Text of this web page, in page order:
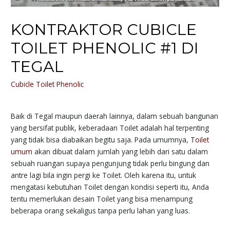
KONTRAKTOR CUBICLE
TOILET PHENOLIC #1 DI
TEGAL
Cubicle Toilet Phenolic
Baik di Tegal maupun daerah lainnya, dalam sebuah bangunan
yang bersifat publik, keberadaan Toilet adalah hal terpenting
yang tidak bisa diabaikan begitu saja. Pada umumnya, Toilet
umum akan dibuat dalam jumlah yang lebih dari satu dalam
sebuah ruangan supaya pengunjung tidak perlu bingung dan
antre lagi bila ingin pergi ke Toilet. Oleh karena itu, untuk
mengatasi kebutuhan Toilet dengan kondisi seperti itu, Anda
tentu memerlukan desain Toilet yang bisa menampung
beberapa orang sekaligus tanpa perlu lahan yang luas.